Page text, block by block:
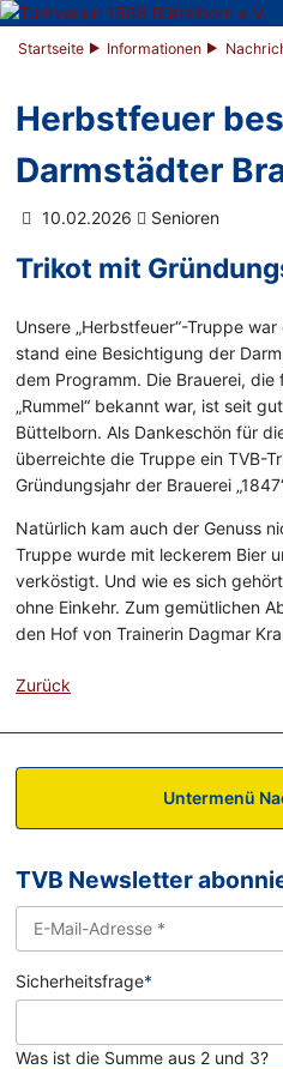
Startseite Informationen
Herbstfeuer
Darmstädter
10.02.2026 Senioren
Trikot mit
Unsere „Herbstfeuer“-Truppe
stand eine Besichtigung der
dem Programm. Die Brauerei,
„Rummel“ bekannt war, ist seit
Büttelborn. Als Dankeschön für
überreichte die Truppe ein TVB-
Gründungsjahr der Brauerei
Natürlich kam auch der Genuss
Truppe wurde mit leckerem Bier
verköstigt. Und wie es sich
ohne Einkehr. Zum gemütlichen
den Hof von Trainerin Dagmar
Zurück
Untermenü
TVB Newsletter
Sicherheitsfrage*
Was ist die Summe aus 2 und 3?